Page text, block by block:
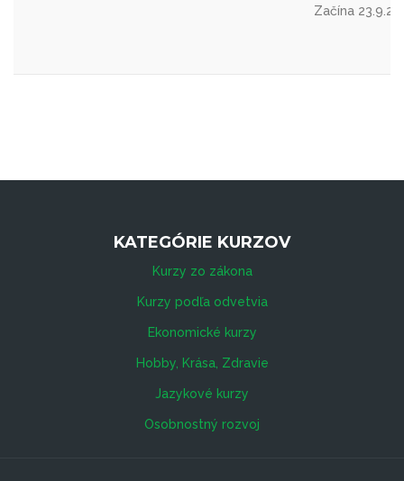
Začína
KATEGÓRIE KURZOV
Kurzy zo zákona
Kurzy podľa odvetvia
Ekonomické kurzy
Hobby, Krása, Zdravie
Jazykové kurzy
Osobnostný rozvoj